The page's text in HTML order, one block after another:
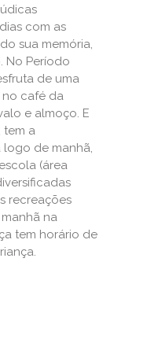
com as
sua memória,
No Período
de uma
no café da
e almoço. E
tem a
de manhã,
(área
recreações
na
tem horário de